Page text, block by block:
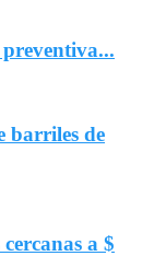
barriles de
a $